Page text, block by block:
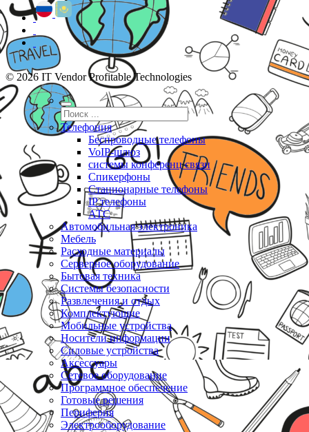
© 2026 IT Vendor Profitable Technologies
Телефония
Беспроводные телефоны
VoIP-шлюз
системы конференц связи
Спикерфоны
Стационарные телефоны
IP телефоны
АТС
Автомобильная электроника
Мебель
Расходные материалы
Серверное оборудование
Бытовая техника
Системы безопасности
Развлечения и отдых
Комплектующие
Мобильные устройства
Носители информации
Силовые устройства
Аксессуары
Сетевое оборудование
Программное обеспечение
Готовые решения
Периферия
Электрооборудование